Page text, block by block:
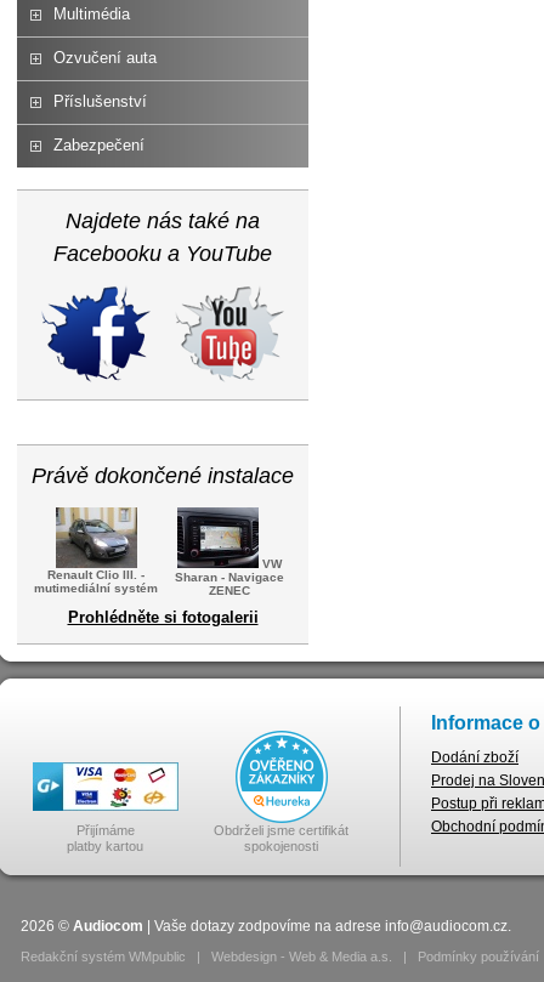
Multimédia
Ozvučení auta
Příslušenství
Zabezpečení
Najdete nás také na
Facebooku a YouTube
Právě dokončené instalace
Renault Clio III. -
mutimediální systém
VW
Sharan - Navigace
ZENEC
Prohlédněte si fotogalerii
Přijímáme
platby kartou
Obdrželi jsme certifikát
spokojenosti
Informace
Dodání zboží
Prodej na
Postup při
Obchodní
2026 © Audiocom | Vaše dotazy zodpovíme na adrese info@audiocom.cz.
Redakční systém WMpublic | Webdesign - Web & Media a.s. | Podmínky používání